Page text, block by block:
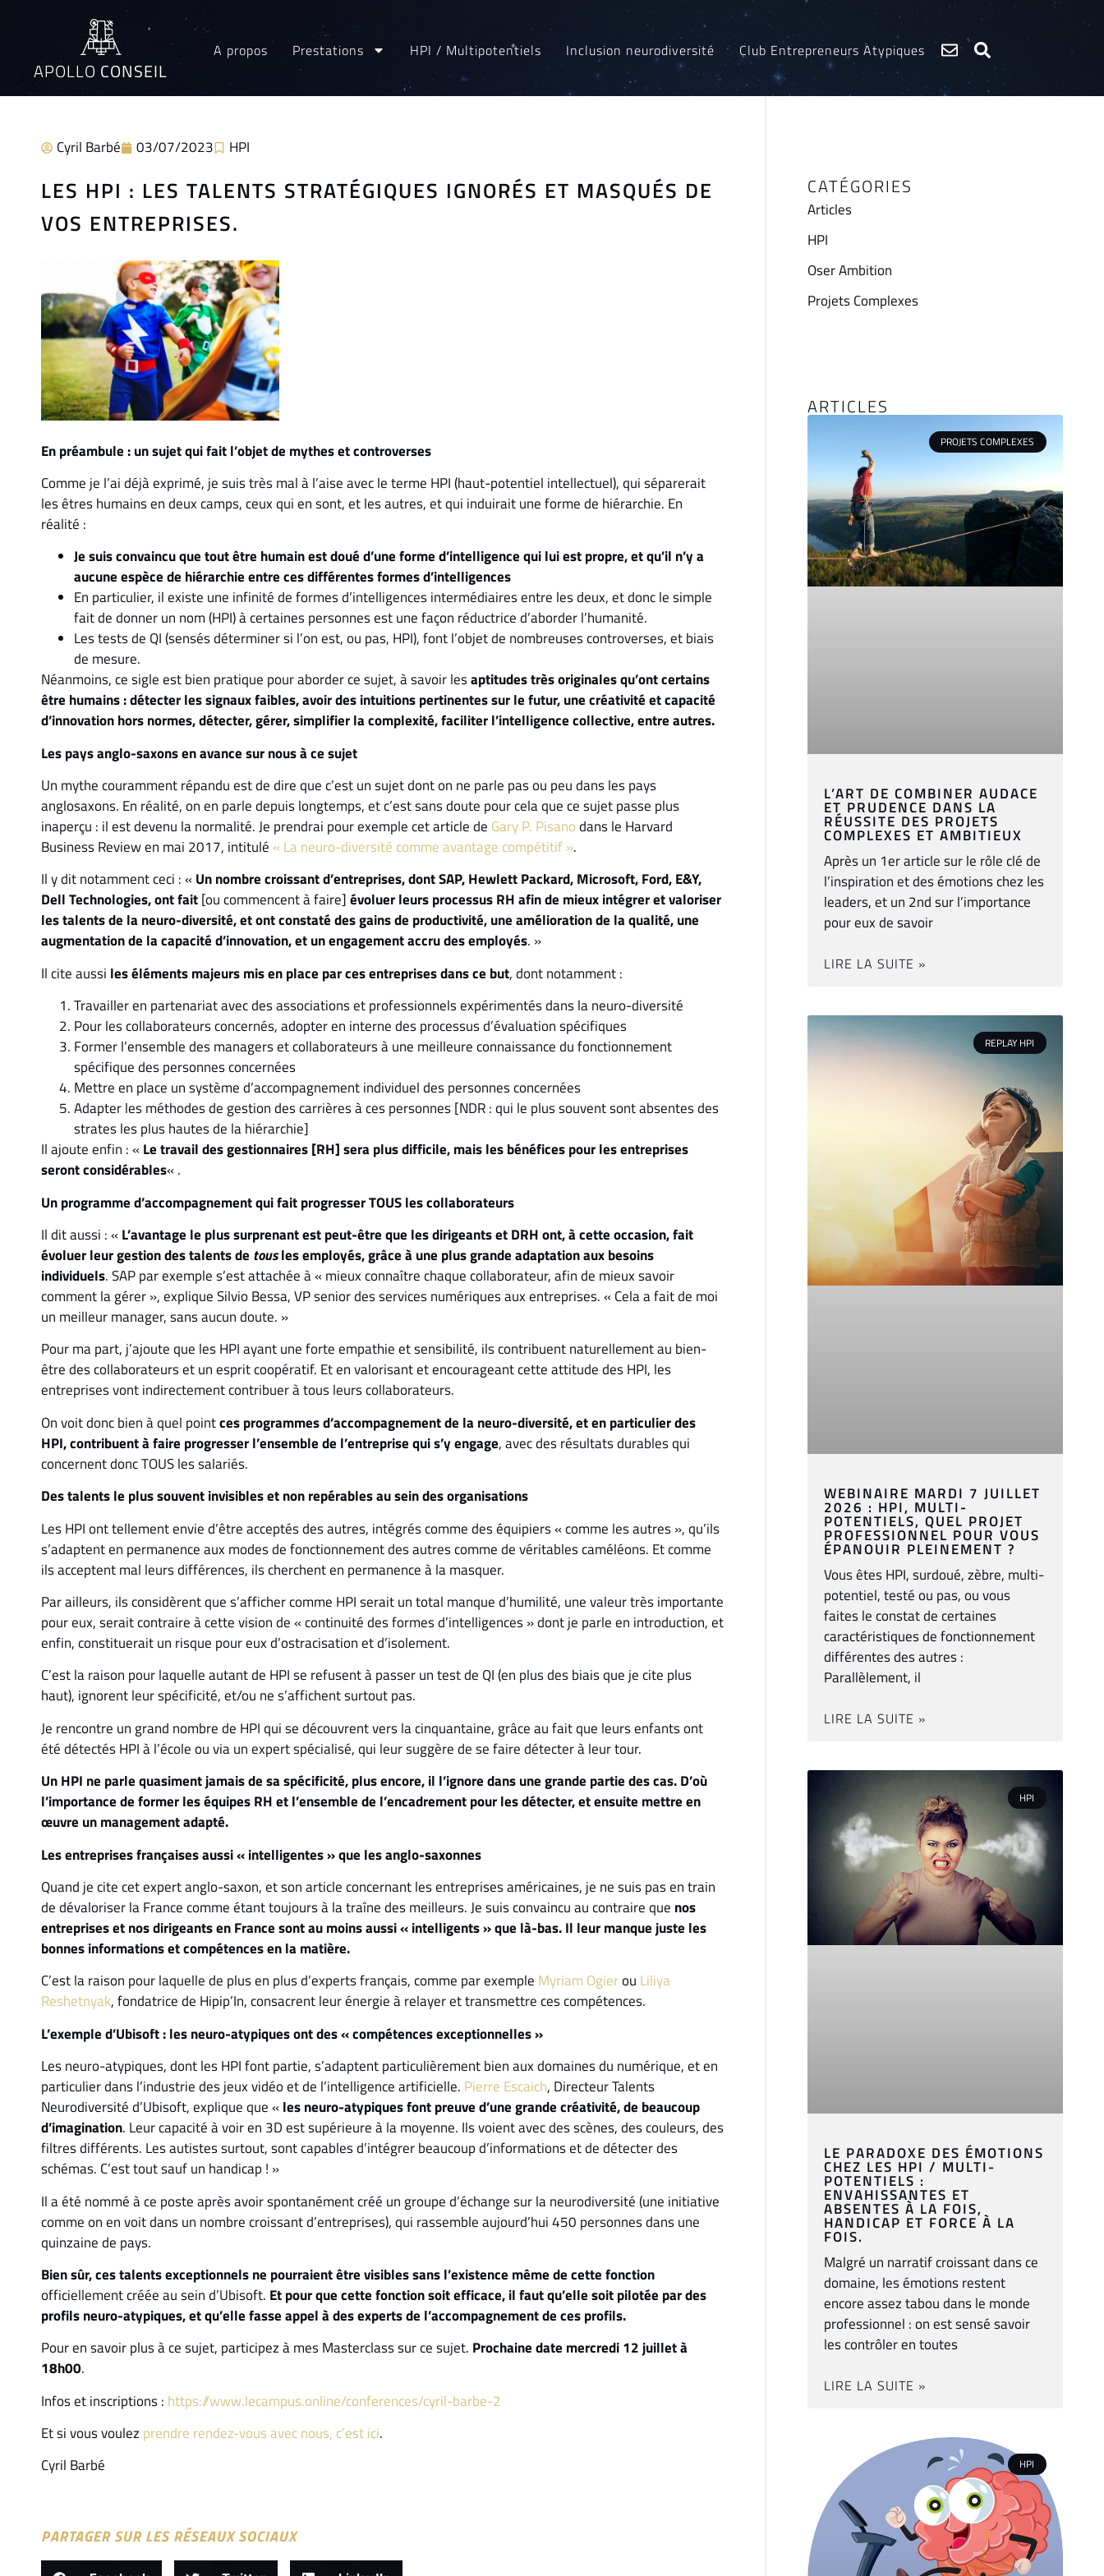
APOLLO CONSEIL
A propos Prestations HPI / Multipotentiels Inclusion neurodiversité Club Entrepreneurs Atypiques
Cyril Barbé 03/07/2023 HPI
LES HPI : LES TALENTS STRATÉGIQUES IGNORÉS ET MASQUÉS DE
VOS ENTREPRISES.
En préambule : un sujet qui fait l’objet de mythes et controverses
Comme je l’ai déjà exprimé, je suis très mal à l’aise avec le terme HPI (haut-potentiel intellectuel), qui séparerait
les êtres humains en deux camps, ceux qui en sont, et les autres, et qui induirait une forme de hiérarchie. En
réalité :
Je suis convaincu que tout être humain est doué d’une forme d’intelligence qui lui est propre, et qu’il n’y a
aucune espèce de hiérarchie entre ces différentes formes d’intelligences
En particulier, il existe une infinité de formes d’intelligences intermédiaires entre les deux, et donc le simple
fait de donner un nom (HPI) à certaines personnes est une façon réductrice d’aborder l’humanité.
Les tests de QI (sensés déterminer si l’on est, ou pas, HPI), font l’objet de nombreuses controverses, et biais
de mesure.
Néanmoins, ce sigle est bien pratique pour aborder ce sujet, à savoir lesaptitudes très originales qu’ont certains
être humains : détecter les signaux faibles, avoir des intuitions pertinentes sur le futur, une créativité et capacité
d’innovation hors normes, détecter, gérer, simplifier la complexité, faciliter l’intelligence collective, entre autres.
Les pays anglo-saxons en avance sur nous à ce sujet
Un mythe couramment répandu est de dire que c’est un sujet dont on ne parle pas ou peu dans les pays
anglosaxons. En réalité, on en parle depuis longtemps, et c’est sans doute pour cela que ce sujet passe plus
inaperçu : il est devenu la normalité. Je prendrai pour exemple cet article de Gary P. Pisanodans le Harvard
Business Review en mai 2017, intitulé « La neuro-diversité comme avantage compétitif ».
Il y dit notamment ceci : « Un nombre croissant d’entreprises, dont SAP, Hewlett Packard, Microsoft, Ford, E&Y,
Dell Technologies, ont fait[ou commencent à faire]évoluer leurs processus RH afin de mieux intégrer et valoriser
les talents de la neuro-diversité, et ont constaté des gains de productivité, une amélioration de la qualité, une
augmentation de la capacité d’innovation, et un engagement accru des employés. »
Il cite aussi les éléments majeurs mis en place par ces entreprises dans ce but, dont notamment :
Travailler en partenariat avec des associations et professionnels expérimentés dans la neuro-diversité
Pour les collaborateurs concernés, adopter en interne des processus d’évaluation spécifiques
Former l’ensemble des managers et collaborateurs à une meilleure connaissance du fonctionnement
spécifique des personnes concernées
Mettre en place un système d’accompagnement individuel des personnes concernées
Adapter les méthodes de gestion des carrières à ces personnes [NDR : qui le plus souvent sont absentes des
strates les plus hautes de la hiérarchie]
Il ajoute enfin : « Le travail des gestionnaires [RH] sera plus difficile, mais les bénéfices pour les entreprises
seront considérables« .
Un programme d’accompagnement qui fait progresser TOUS les collaborateurs
Il dit aussi : « L’avantage le plus surprenant est peut-être que les dirigeants et DRH ont, à cette occasion, fait
évoluer leur gestion des talents de tousles employés, grâce à une plus grande adaptation aux besoins
individuels. SAP par exemple s’est attachée à « mieux connaître chaque collaborateur, afin de mieux savoir
comment la gérer », explique Silvio Bessa, VP senior des services numériques aux entreprises. « Cela a fait de moi
un meilleur manager, sans aucun doute. »
Pour ma part, j’ajoute que les HPI ayant une forte empathie et sensibilité, ils contribuent naturellement au bien-
être des collaborateurs et un esprit coopératif. Et en valorisant et encourageant cette attitude des HPI, les
entreprises vont indirectement contribuer à tous leurs collaborateurs.
On voit donc bien à quel pointces programmes d’accompagnement de la neuro-diversité, et en particulier des
HPI, contribuent à faire progresser l’ensemble de l’entreprise qui s’y engage, avec des résultats durables qui
concernent donc TOUS les salariés.
Des talents le plus souvent invisibles et non repérables au sein des organisations
Les HPI ont tellement envie d’être acceptés des autres, intégrés comme des équipiers « comme les autres », qu’ils
s’adaptent en permanence aux modes de fonctionnement des autres comme de véritables caméléons. Et comme
ils acceptent mal leurs différences, ils cherchent en permanence à la masquer.
Par ailleurs, ils considèrent que s’afficher comme HPI serait un total manque d’humilité, une valeur très importante
pour eux, serait contraire à cette vision de « continuité des formes d’intelligences » dont je parle en introduction, et
enfin, constituerait un risque pour eux d’ostracisation et d’isolement.
C’est la raison pour laquelle autant de HPI se refusent à passer un test de QI (en plus des biais que je cite plus
haut), ignorent leur spécificité, et/ou ne s’affichent surtout pas.
Je rencontre un grand nombre de HPI qui se découvrent vers la cinquantaine, grâce au fait que leurs enfants ont
été détectés HPI à l’école ou via un expert spécialisé, qui leur suggère de se faire détecter à leur tour.
Un HPI ne parle quasiment jamais de sa spécificité, plus encore, il l’ignore dans une grande partie des cas. D’où
l’importance de former les équipes RH et l’ensemble de l’encadrement pour les détecter, et ensuite mettre en
œuvre un management adapté.
Les entreprises françaises aussi « intelligentes » que les anglo-saxonnes
Quand je cite cet expert anglo-saxon, et son article concernant les entreprises américaines, je ne suis pas en train
de dévaloriser la France comme étant toujours à la traîne des meilleurs. Je suis convaincu au contraire que nos
entreprises et nos dirigeants en France sont au moins aussi « intelligents » que là-bas. Il leur manque juste les
bonnes informations et compétences en la matière.
C’est la raison pour laquelle de plus en plus d’experts français, comme par exemple Myriam Ogierou Liliya
Reshetnyak, fondatrice de Hipip’In, consacrent leur énergie à relayer et transmettre ces compétences.
L’exemple d’Ubisoft : les neuro-atypiques ont des « compétences exceptionnelles »
Les neuro-atypiques, dont les HPI font partie, s’adaptent particulièrement bien aux domaines du numérique, et en
particulier dans l’industrie des jeux vidéo et de l’intelligence artificielle. Pierre Escaich, Directeur Talents
Neurodiversité d’Ubisoft, explique que « les neuro-atypiques font preuve d’une grande créativité, de beaucoup
d’imagination. Leur capacité à voir en 3D est supérieure à la moyenne. Ils voient avec des scènes, des couleurs, des
filtres différents. Les autistes surtout, sont capables d’intégrer beaucoup d’informations et de détecter des
schémas. C’est tout sauf un handicap ! »
Il a été nommé à ce poste après avoir spontanément créé un groupe d’échange sur la neurodiversité (une initiative
comme on en voit dans un nombre croissant d’entreprises), qui rassemble aujourd’hui 450 personnes dans une
quinzaine de pays.
Bien sûr, ces talents exceptionnels ne pourraient être visibles sans l’existence même de cette fonction
officiellement créée au sein d’Ubisoft. Et pour que cette fonction soit efficace, il faut qu’elle soit pilotée par des
profils neuro-atypiques, et qu’elle fasse appel à des experts de l’accompagnement de ces profils.
Pour en savoir plus à ce sujet, participez à mes Masterclass sur ce sujet. Prochaine date mercredi 12 juillet à
18h00.
Infos et inscriptions : https://www.lecampus.online/conferences/cyril-barbe-2
Et si vous voulez prendre rendez-vous avec nous, c’est ici.
Cyril Barbé
PARTAGER SUR LES RÉSEAUX SOCIAUX
CATÉGORIES
Articles
HPI
Oser Ambition
Projets Complexes
ARTICLES
PROJETS COMPLEXES
L’ART DE COMBINER AUDACE
ET PRUDENCE DANS LA
RÉUSSITE DES PROJETS
COMPLEXES ET AMBITIEUX
Après un 1er article sur le rôle clé de
l’inspiration et des émotions chez les
leaders, et un 2nd sur l’importance
pour eux de savoir
LIRE LA SUITE »
REPLAY HPI
WEBINAIRE MARDI 7 JUILLET
2026 : HPI, MULTI-
POTENTIELS, QUEL PROJET
PROFESSIONNEL POUR VOUS
ÉPANOUIR PLEINEMENT ?
Vous êtes HPI, surdoué, zèbre, multi-
potentiel, testé ou pas, ou vous
faites le constat de certaines
caractéristiques de fonctionnement
différentes des autres :
Parallèlement, il
LIRE LA SUITE »
HPI
LE PARADOXE DES ÉMOTIONS
CHEZ LES HPI / MULTI-
POTENTIELS :
ENVAHISSANTES ET
ABSENTES À LA FOIS,
HANDICAP ET FORCE À LA
FOIS.
Malgré un narratif croissant dans ce
domaine, les émotions restent
encore assez tabou dans le monde
professionnel : on est sensé savoir
les contrôler en toutes
LIRE LA SUITE »
HPI